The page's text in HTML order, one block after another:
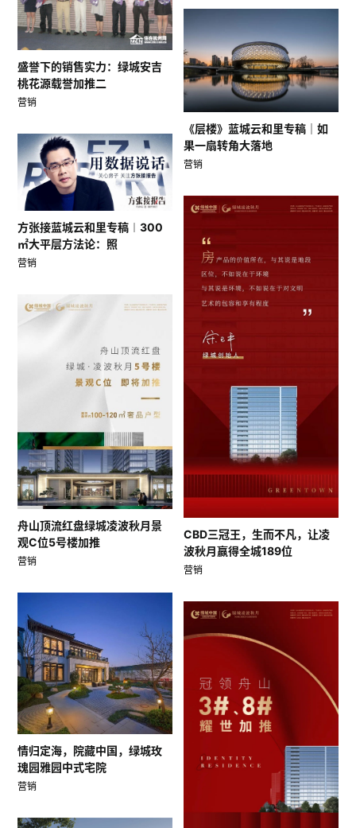
盛誉下的销售实力：绿城安吉
桃花源载誉加推二
营销
《层楼》蓝城云和里专稿｜如
果一扇转角大落地
营销
方张接蓝城云和里专稿︱300
㎡大平层方法论：照
营销
CBD三冠王，生而不凡，让凌
波秋月赢得全城189位
营销
舟山顶流红盘绿城凌波秋月景
观C位5号楼加推
营销
情归定海，院藏中国，绿城玫
瑰园雅园中式宅院
营销